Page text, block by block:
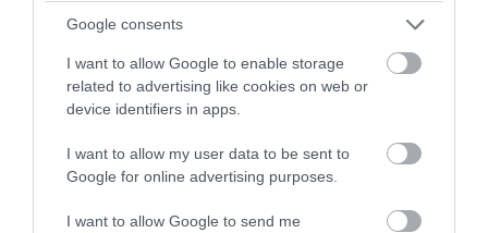
Google consents
I want to allow Google to enable storage
related to advertising like cookies on web or
device identifiers in apps.
I want to allow my user data to be sent to
Google for online advertising purposes.
I want to allow Google to send me
στο πατρικό – Το 56,3% δεν μπορεί να
ανοίξει το δικό του σπίτι!
05.08.2026 | 07:39